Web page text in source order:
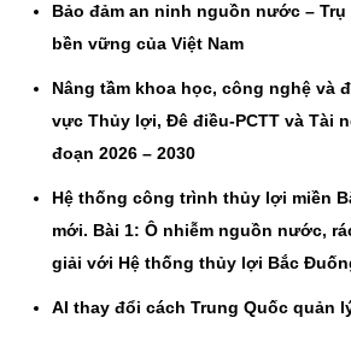
Bảo đảm an ninh nguồn nước –
bền vững của Việt Nam
Nâng tầm khoa học, công nghệ và
vực Thủy lợi, Đê điều-PCTT và Tài
đoạn 2026 – 2030
Hệ thống công trình thủy lợi miền
mới. Bài 1: Ô nhiễm nguồn nước,
giải với Hệ thống thủy lợi Bắc
AI thay đổi cách Trung Quốc quản